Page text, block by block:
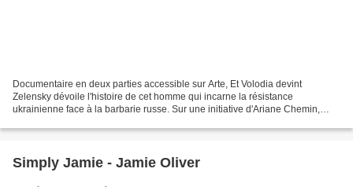
Documentaire en deux parties accessible sur Arte, Et Volodia devint
Zelensky dévoile l'histoire de cet homme qui incarne la résistance
ukrainienne face à la barbarie russe. Sur une initiative d'Ariane Chemin,
Simply Jamie - Jamie Oliver